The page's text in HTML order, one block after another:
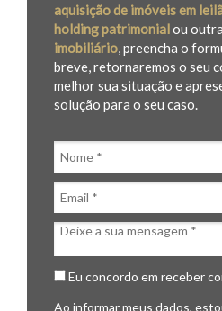
aquisição de imóveis em
holding patrimonialou
imobiliário, preencha o
breve, retornaremos o seu
melhor sua situação e
solução para o seu caso.
Eu concordo em receber
Ao informar meus dados,